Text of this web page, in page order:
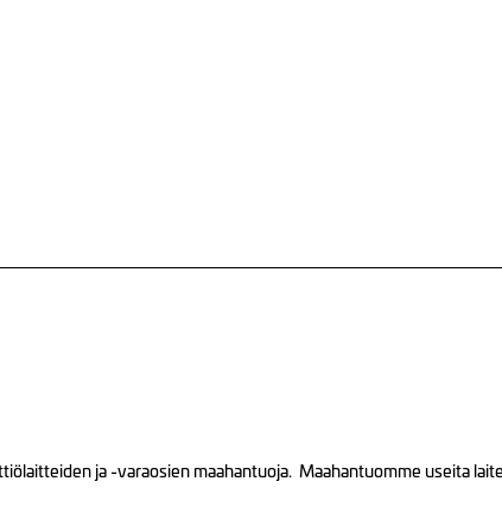
ja -varaosien maahantuoja. Maahantuomme useita